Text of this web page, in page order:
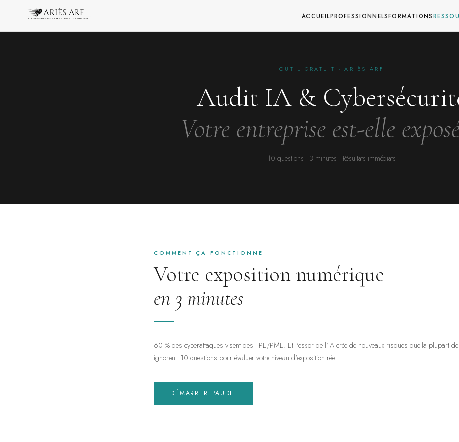
ACCUEILPROFESSIONNELSFORMATIONS
OUTIL GRATUIT · ARIÈS ARF
Audit IA &
Votre entreprise est-elle
10 questions · 3 minutes · Résultats immédiats
COMMENT ÇA FONCTIONNE
Votre exposition numérique
en 3 minutes
60 % des cyberattaques visent des TPE/PME. Et l'essor de l'IA crée de nouveaux risques que la plupart
ignorent. 10 questions pour évaluer votre niveau d'exposition réel.
DÉMARRER L'AUDIT